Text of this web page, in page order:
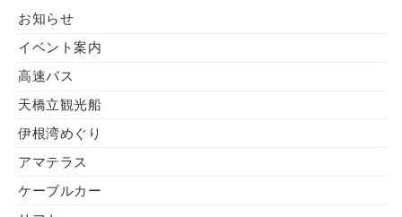
お知らせ
イベント案内
高速バス
天橋立観光船
伊根湾めぐり
アマテラス
ケーブルカー